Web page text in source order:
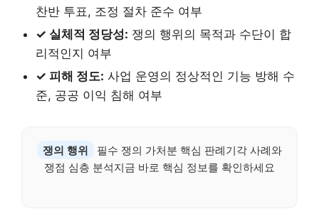
찬반 투표, 조정 절차 준수 여부
✓ 실체적 정당성: 쟁의 행위의 목적과 수단이 합
리적인지 여부
✓ 피해 정도: 사업 운영의 정상적인 기능 방해 수
준, 공공 이익 침해 여부
쟁의 행위
필수 쟁의 가처분 핵심 판례기각 사례와
쟁점 심층 분석지금 바로 핵심 정보를 확인하세요